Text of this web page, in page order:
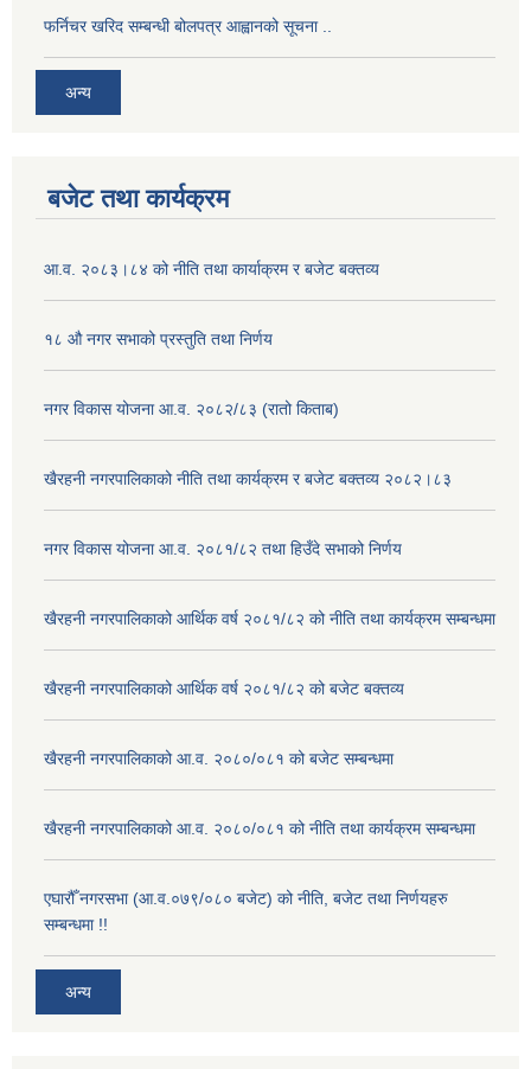
फर्निचर खरिद सम्बन्धी बोलपत्र आह्वानको सूचना ..
अन्य
बजेट तथा कार्यक्रम
आ.व. २०८३।८४ को नीति तथा कार्याक्रम र बजेट बक्तव्य
१८ औ नगर सभाको प्रस्तुति तथा निर्णय
नगर विकास योजना आ.व. २०८२/८३ (रातो किताब)
खैरहनी नगरपालिकाको नीति तथा कार्यक्रम र बजेट बक्तव्य २०८२।८३
नगर विकास योजना आ.व. २०८१/८२ तथा हिउँदे सभाको निर्णय
खैरहनी नगरपालिकाको आर्थिक वर्ष २०८१/८२ को नीति तथा कार्यक्रम सम्बन्धमा
खैरहनी नगरपालिकाको आर्थिक वर्ष २०८१/८२ को बजेट बक्तव्य
खैरहनी नगरपालिकाको आ.व. २०८०/०८१ को बजेट सम्बन्धमा
खैरहनी नगरपालिकाको आ.व. २०८०/०८१ को नीति तथा कार्यक्रम सम्बन्धमा
एघारौँ नगरसभा (आ.व.०७९/०८० बजेट) को नीति, बजेट तथा निर्णयहरु
सम्बन्धमा !!
अन्य